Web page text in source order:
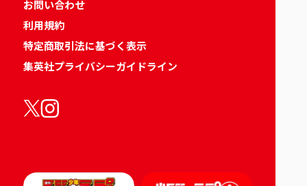
お問い合わせ
利用規約
特定商取引法に基づく表示
集英社プライバシーガイドライン